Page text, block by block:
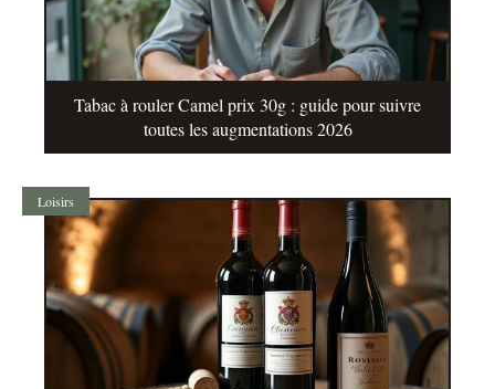
Tabac à rouler Camel prix 30g : guide pour suivre
toutes les augmentations 2026
Loisirs